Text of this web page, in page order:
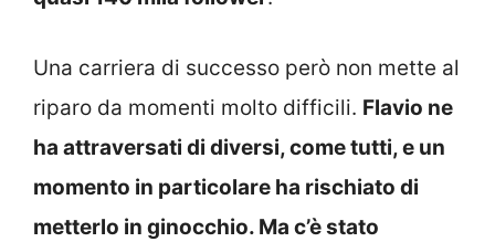
Una carriera di successo però non mette al
riparo da momenti molto difficili. Flavio ne
ha attraversati di diversi, come tutti, e un
momento in particolare ha rischiato di
metterlo in ginocchio. Ma c’è stato